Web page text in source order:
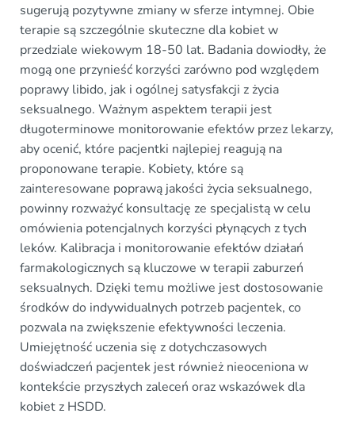
sugerują pozytywne zmiany w sferze intymnej. Obie
terapie są szczególnie skuteczne dla kobiet w
przedziale wiekowym 18-50 lat. Badania dowiodły, że
mogą one przynieść korzyści zarówno pod względem
poprawy libido, jak i ogólnej satysfakcji z życia
seksualnego. Ważnym aspektem terapii jest
długoterminowe monitorowanie efektów przez lekarzy,
aby ocenić, które pacjentki najlepiej reagują na
proponowane terapie. Kobiety, które są
zainteresowane poprawą jakości życia seksualnego,
powinny rozważyć konsultację ze specjalistą w celu
omówienia potencjalnych korzyści płynących z tych
leków. Kalibracja i monitorowanie efektów działań
farmakologicznych są kluczowe w terapii zaburzeń
seksualnych. Dzięki temu możliwe jest dostosowanie
środków do indywidualnych potrzeb pacjentek, co
pozwala na zwiększenie efektywności leczenia.
Umiejętność uczenia się z dotychczasowych
doświadczeń pacjentek jest również nieoceniona w
kontekście przyszłych zaleceń oraz wskazówek dla
kobiet z HSDD.